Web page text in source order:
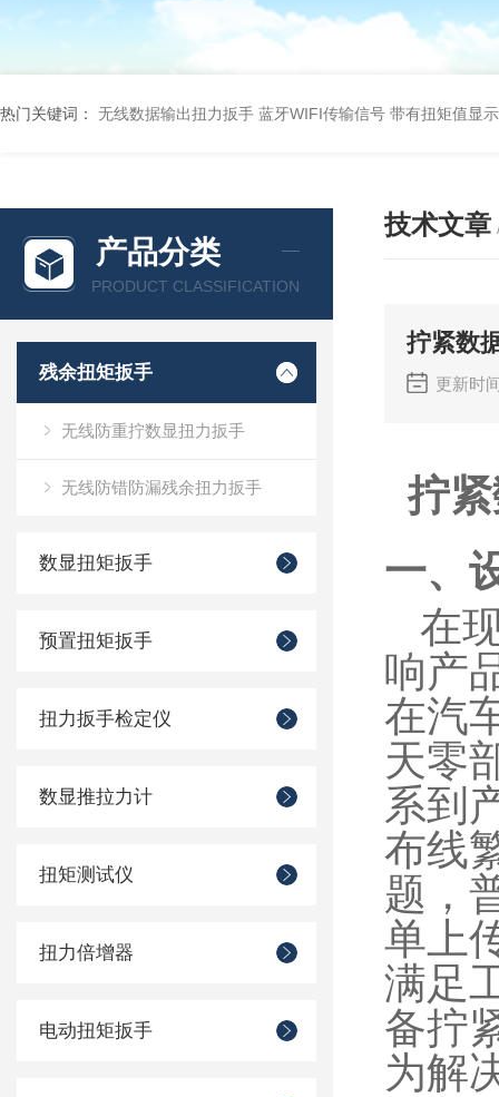
热门关键词： 无线数据输出扭力扳手 蓝牙WIFI传输信号 带有扭矩值显
产品分类
PRODUCT CLASSIFICATION
残余扭矩扳手
无线防重拧数显扭力扳手
无线防错防漏残余扭力扳手
数显扭矩扳手
预置扭矩扳手
扭力扳手检定仪
数显推拉力计
扭矩测试仪
扭力倍增器
电动扭矩扳手
技术文章
拧紧数
更新时
拧
一、
在
响产
在汽
天零
系到
布线
题，
单上
满足
备拧
为解